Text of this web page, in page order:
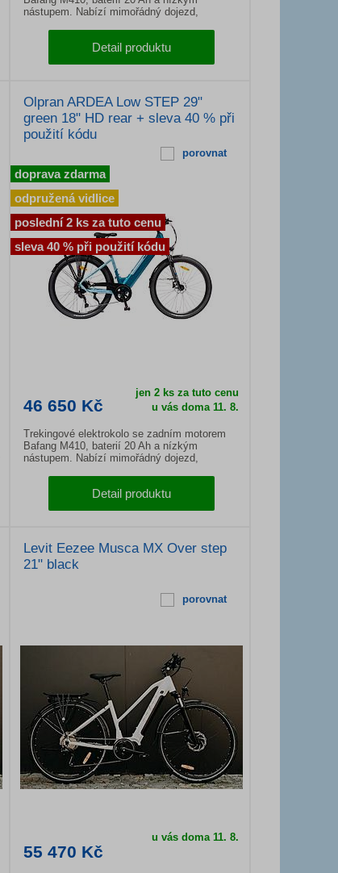
nástupem. Nabízí mimořádný dojezd,
i na delších výletech.Detail produktu
Olpran ARDEA Low STEP 29"
green 18" HD rear + sleva 40 % při
použití kódu
porovnat
46 650 Kč
jen 2 ks za tuto cenu
u vás doma 11. 8.
Trekingové elektrokolo se zadním motorem
Bafang M410, baterií 20 Ah a nízkým
nástupem. Nabízí mimořádný dojezd,
i na delších výletech.Detail produktu
odpružená vidlice
poslední 2 ks za tuto cenu
sleva 40 % při použití kódu
doprava zdarma
Levit Eezee Musca MX Over step
21" black
porovnat
55 470 Kč
u vás doma 11. 8.